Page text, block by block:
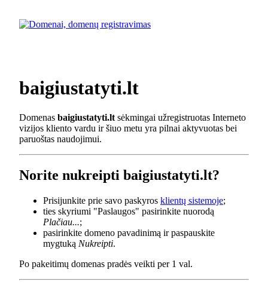
baigiustatyti.lt
Domenas baigiustatyti.lt sėkmingai užregistruotas Interneto
vizijos kliento vardu ir šiuo metu yra pilnai aktyvuotas bei
paruoštas naudojimui.
Norite nukreipti baigiustatyti.lt?
Prisijunkite prie savo paskyros klientų sistemoje;
ties skyriumi "Paslaugos" pasirinkite nuorodą
Plačiau...;
pasirinkite domeno pavadinimą ir paspauskite
mygtuką Nukreipti.
Po pakeitimų domenas pradės veikti per 1 val.